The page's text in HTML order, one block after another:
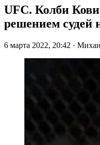
UFC. Колби
решением судей
6 марта 2022, 20:42 ·